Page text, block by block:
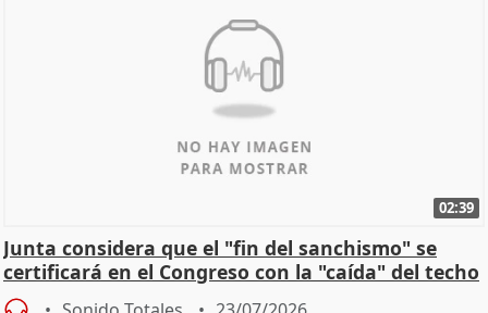
02:39
Junta considera que el "fin del sanchismo" se
certificará en el Congreso con la "caída" del techo
de